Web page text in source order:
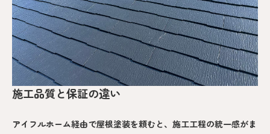
施工品質と保証の違い
アイフルホーム経由で屋根塗装を頼むと、施工工程の統一感がま